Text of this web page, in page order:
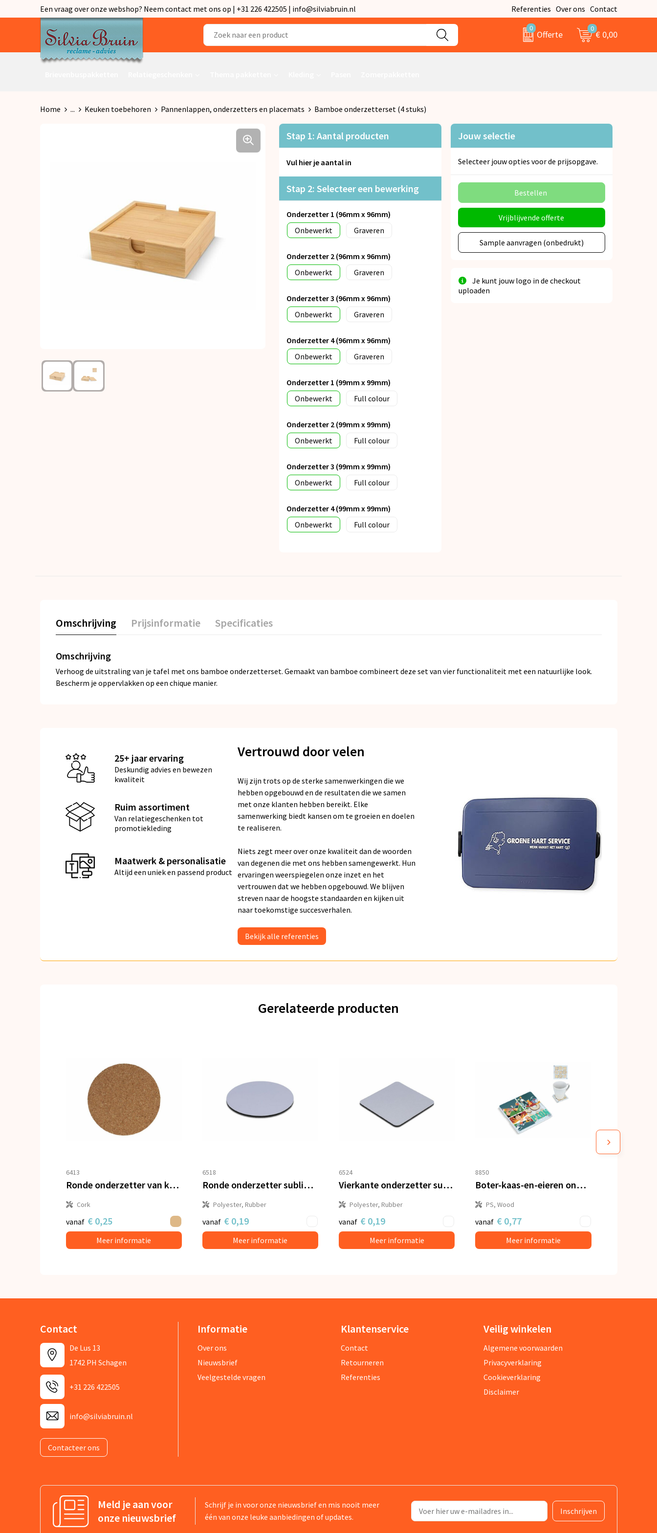
Een vraag over onze webshop? Neem contact met ons op | +31 226 422505 | info@silviabruin.nl Referenties Over ons Contact
0
Offerte
0
€ 0,00
Home ... Keuken toebehoren Pannenlappen, onderzetters en placemats Bamboe onderzetterset (4 stuks)
Stap 1: Aantal producten
Vul hier je aantal in
Stap 2: Selecteer een bewerking
Onderzetter 1 (96mm x 96mm)
Onbewerkt
Graveren
Onderzetter 2 (96mm x 96mm)
Onbewerkt
Graveren
Onderzetter 3 (96mm x 96mm)
Onbewerkt
Graveren
Onderzetter 4 (96mm x 96mm)
Onbewerkt
Graveren
Onderzetter 1 (99mm x 99mm)
Onbewerkt
Full colour
Onderzetter 2 (99mm x 99mm)
Onbewerkt
Full colour
Onderzetter 3 (99mm x 99mm)
Onbewerkt
Full colour
Onderzetter 4 (99mm x 99mm)
Onbewerkt
Full colour
Jouw selectie
Selecteer jouw opties voor de prijsopgave.
Bestellen
Vrijblijvende offerte
Sample aanvragen (onbedrukt)
Je kunt jouw logo in de checkout
uploaden
Omschrijving Prijsinformatie Specificaties
Omschrijving
Verhoog de uitstraling van je tafel met ons bamboe onderzetterset. Gemaakt van bamboe combineert deze set van vier functionaliteit met een natuurlijke look.
Bescherm je oppervlakken op een chique manier.
25+ jaar ervaring
Deskundig advies en bewezen
kwaliteit
Ruim assortiment
Van relatiegeschenken tot
promotiekleding
Maatwerk & personalisatie
Altijd een uniek en passend product
Vertrouwd door velen
Wij zijn trots op de sterke samenwerkingen die we
hebben opgebouwd en de resultaten die we samen
met onze klanten hebben bereikt. Elke
samenwerking biedt kansen om te groeien en doelen
te realiseren.
Niets zegt meer over onze kwaliteit dan de woorden
van degenen die met ons hebben samengewerkt. Hun
ervaringen weerspiegelen onze inzet en het
vertrouwen dat we hebben opgebouwd. We blijven
streven naar de hoogste standaarden en kijken uit
naar toekomstige succesverhalen.
Bekijk alle referenties
Gerelateerde producten
6413
Ronde onderzetter van kurk
Cork
vanaf € 0,25
Meer informatie
6518
Ronde onderzetter sublimatie
Polyester, Rubber
vanaf € 0,19
Meer informatie
6524
Vierkante onderzetter sublimatie
Polyester, Rubber
vanaf € 0,19
Meer informatie
8850
Boter-kaas-en-eieren onderzetter
PS, Wood
vanaf € 0,77
Meer informatie
Contact
De Lus 13
1742 PH Schagen
+31 226 422505
info@silviabruin.nl
Contacteer ons
Informatie
Over ons
Nieuwsbrief
Veelgestelde vragen
Klantenservice
Contact
Retourneren
Referenties
Veilig winkelen
Algemene voorwaarden
Privacyverklaring
Cookieverklaring
Disclaimer
Meld je aan voor
onze nieuwsbrief
Schrijf je in voor onze nieuwsbrief en mis nooit meer
één van onze leuke aanbiedingen of updates.